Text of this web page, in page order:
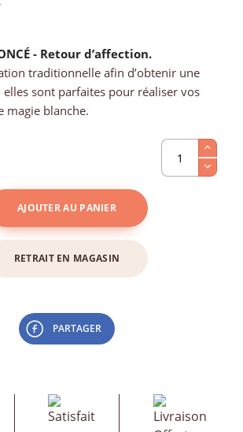
- Retour d’affection.
traditionnelle afin d’obtenir une
sont parfaites pour réaliser vos
magie blanche.
AJOUTER AU PANIER
RETRAIT EN MAGASIN
PARTAGER